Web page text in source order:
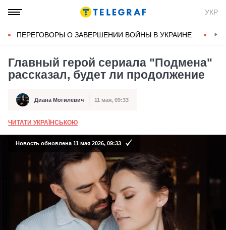
УКР
ПЕРЕГОВОРЫ О ЗАВЕРШЕНИИ ВОЙНЫ В УКРАИНЕ
Главный герой сериала "Подмена"
рассказал, будет ли продолжение
Автор Диана Могилевич
Дата публикации 11 мая, 09:33
ЧИТАТИ УКРАЇНСЬКОЮ
Новость обновлена 11 мая 2026, 09:33